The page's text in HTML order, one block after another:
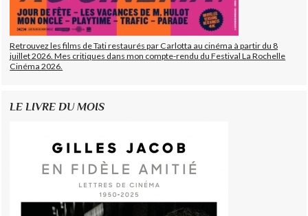
Retrouvez les films de Tati restaurés par Carlotta au cinéma à partir du 8
juillet 2026. Mes critiques dans mon compte-rendu du Festival La Rochelle
Cinéma 2026.
LE LIVRE DU MOIS